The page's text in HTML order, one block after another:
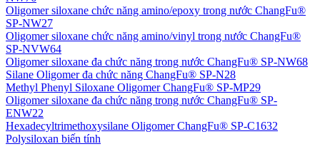
Oligomer siloxane chức năng amino/epoxy trong nước ChangFu®
SP-NW27
Oligomer siloxane chức năng amino/vinyl trong nước ChangFu®
SP-NVW64
Oligomer siloxane đa chức năng trong nước ChangFu® SP-NW68
Silane Oligomer đa chức năng ChangFu® SP-N28
Methyl Phenyl Siloxane Oligomer ChangFu® SP-MP29
Oligomer siloxane đa chức năng trong nước ChangFu® SP-
ENW22
Hexadecyltrimethoxysilane Oligomer ChangFu® SP-C1632
Polysiloxan biến tính